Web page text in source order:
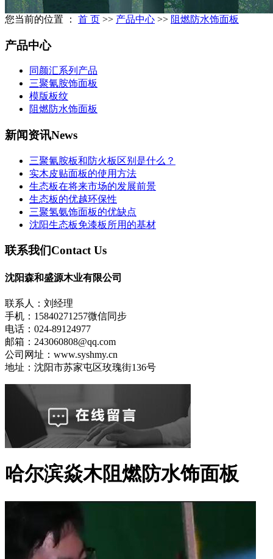
您当前的位置 ： 首 页 >> 产品中心 >> 阻燃防水饰面板
产品中心
同颜汇系列产品
三聚氰胺饰面板
模版板纹
阻燃防水饰面板
新闻资讯News
三聚氰胺板和防火板区别是什么？
实木皮贴面板的使用方法
生态板在将来市场的发展前景
生态板的优越环保性
三聚氢氨饰面板的优缺点
沈阳生态板免漆板所用的基材
联系我们Contact Us
沈阳森和盛源木业有限公司
联系人：刘经理
手机：15840271257微信同步
电话：024-89124977
邮箱：243060808@qq.com
公司网址：www.syshmy.cn
地址：沈阳市苏家屯区玫瑰街136号
哈尔滨焱木阻燃防水饰面板